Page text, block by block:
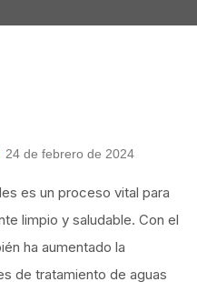
24 de febrero de 2024
es un proceso vital para
limpio y saludable. Con el
ha aumentado la
de tratamiento de aguas